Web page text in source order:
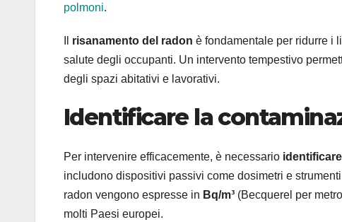
polmoni.
risanamento del radon è fondamentale per ridurre i
salute degli occupanti. Un intervento tempestivo
degli spazi abitativi e lavorativi.
Identificare la
Per intervenire efficacemente, è necessario
includono dispositivi passivi come dosimetri e
radon vengono espresse in Bq/m³ (Becquerel per
molti Paesi europei.